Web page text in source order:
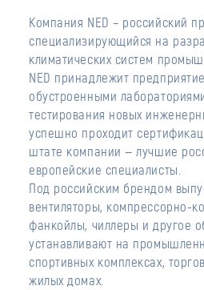
Компания NED – российский
специализирующийся на
климатических систем
NED принадлежит
обустроенными
тестирования новых
успешно проходит
штате компании — лучшие
европейские специалисты.
Под российским брендом
вентиляторы, компрессорно-
фанкойлы, чиллеры и другое
устанавливают на
спортивных комплексах,
жилых домах.